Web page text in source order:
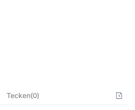
Tecken(0)